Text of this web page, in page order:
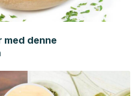
med denne